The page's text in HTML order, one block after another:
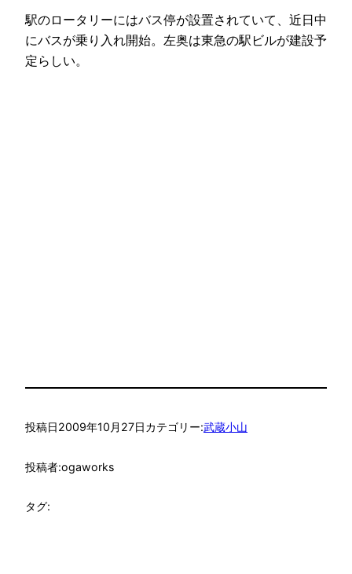
駅のロータリーにはバス停が設置されていて、近日中
にバスが乗り入れ開始。左奥は東急の駅ビルが建設予
定らしい。
投稿日2009年10月27日カテゴリー:武蔵小山
投稿者:ogaworks
タグ: